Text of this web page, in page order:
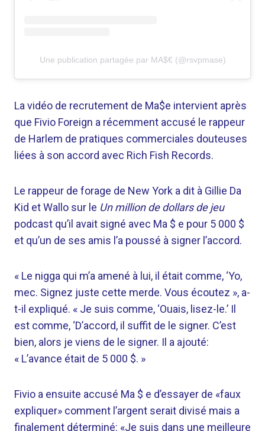
Une publication partagée par MA$€ (@rsvpmase)
La vidéo de recrutement de Ma$e intervient après
que Fivio Foreign a récemment accusé le rappeur
de Harlem de pratiques commerciales douteuses
liées à son accord avec Rich Fish Records.
Le rappeur de forage de New York a dit à Gillie Da
Kid et Wallo sur le Un million de dollars de jeu
podcast qu’il avait signé avec Ma $ e pour 5 000 $
et qu’un de ses amis l’a poussé à signer l’accord.
« Le nigga qui m’a amené à lui, il était comme, ‘Yo,
mec. Signez juste cette merde. Vous écoutez », a-
t-il expliqué. « Je suis comme, ‘Ouais, lisez-le.’ Il
est comme, ‘D’accord, il suffit de le signer. C’est
bien, alors je viens de le signer. Il a ajouté:
« L’avance était de 5 000 $. »
Fivio a ensuite accusé Ma $ e d’essayer de «faux
expliquer» comment l’argent serait divisé mais a
finalement déterminé: «Je suis dans une meilleure